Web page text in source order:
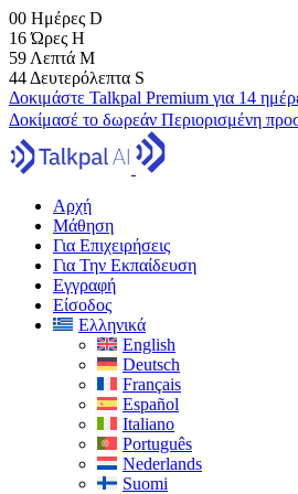
00 Ημέρες D
16 Ώρες H
59 Λεπτά M
43 Δευτερόλεπτα S
Δοκιμάστε Talkpal Premium για 14
Δοκίμασέ το δωρεάν Περιορισμένη
Αρχή
Μάθηση
Για Επιχειρήσεις
Για Την Εκπαίδευση
Εγγραφή
Είσοδος
Ελληνικά
English
Deutsch
Français
Español
Italiano
Português
Nederlands
Suomi